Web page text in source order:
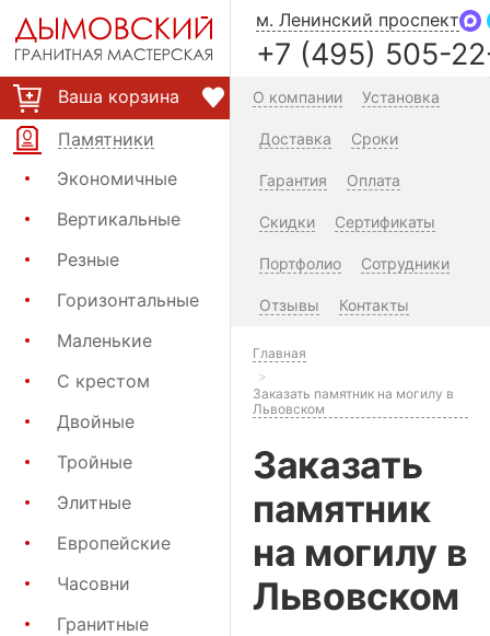
Ваша корзина
Памятники
Экономичные
Вертикальные
Резные
Горизонтальные
Маленькие
С крестом
Двойные
Тройные
Элитные
Европейские
Часовни
Гранитные
м. Ленинский проспект
+7 (495) 505-
О компании Установка
Доставка Сроки
Гарантия Оплата
Скидки Сертификаты
Портфолио Сотрудники
Отзывы Контакты
Главная
Заказать памятник на могилу в
Львовском
Заказать
памятник
на могилу в
Львовском